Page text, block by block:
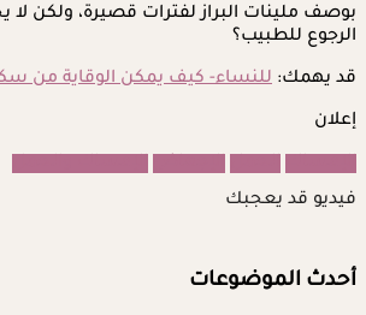
بوصف ملينات البراز لفترات قصيرة، ولكن لا
الرجوع للطبيب؟
قد يهمك: للنساء- كيف يمكن الوقاية من
إعلان
فيديو قد يعجبك
أحدث الموضوعات